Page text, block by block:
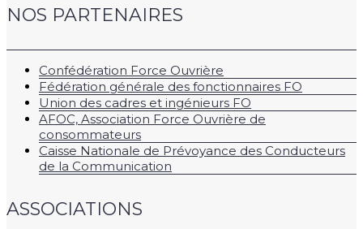
NOS PARTENAIRES
Confédération Force Ouvrière
Fédération générale des fonctionnaires FO
Union des cadres et ingénieurs FO
AFOC, Association Force Ouvrière de
consommateurs
Caisse Nationale de Prévoyance des Conducteurs
de la Communication
ASSOCIATIONS